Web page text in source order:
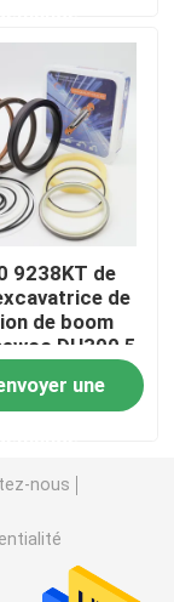
9238KT de
de
de boom
DH300 5
une
nous